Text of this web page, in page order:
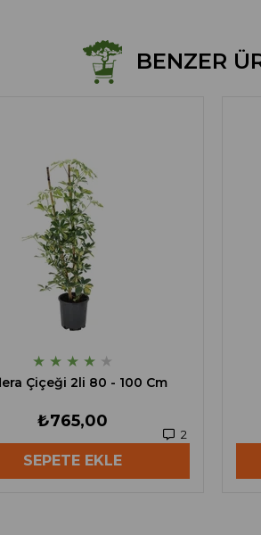
BENZER
★ ★ ★ ★ ★
Çiçeği 2li 80 - 100 Cm
2
₺765,00
SEPETE EKLE